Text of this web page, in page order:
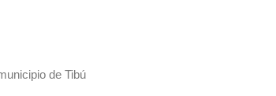
de Tibú